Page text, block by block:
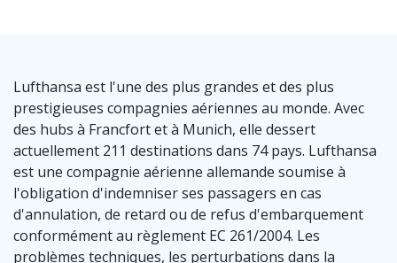
Lufthansa est l'une des plus grandes et des plus
prestigieuses compagnies aériennes au monde. Avec
des hubs à Francfort et à Munich, elle dessert
actuellement 211 destinations dans 74 pays. Lufthansa
est une compagnie aérienne allemande soumise à
l'obligation d'indemniser ses passagers en cas
d'annulation, de retard ou de refus d'embarquement
conformément au règlement EC 261/2004. Les
problèmes techniques, les perturbations dans la